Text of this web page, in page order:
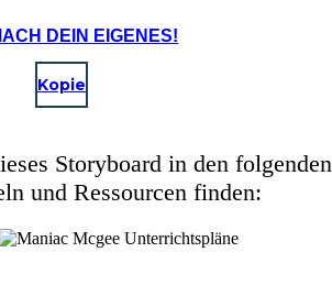
DEIN EIGENES!
Kopie
Storyboard in den folgenden
und Ressourcen finden: